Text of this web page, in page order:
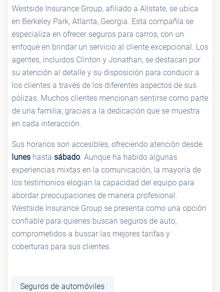
Westside Insurance Group, afiliado a Allstate, se ubica
en Berkeley Park, Atlanta, Georgia. Esta compañía se
especializa en ofrecer seguros para carros, con un
enfoque en brindar un servicio al cliente excepcional. Los
agentes, incluidos Clinton y Jonathan, se destacan por
su atención al detalle y su disposición para conducir a
los clientes a través de los diferentes aspectos de sus
pólizas. Muchos clientes mencionan sentirse como parte
de una familia, gracias a la dedicación que se muestra
en cada interacción.
Sus horarios son accesibles, ofreciendo atención desde
lunes hasta sábado. Aunque ha habido algunas
experiencias mixtas en la comunicación, la mayoría de
los testimonios elogian la capacidad del equipo para
abordar preocupaciones de manera profesional.
Westside Insurance Group se presenta como una opción
confiable para quienes buscan seguros de auto,
comprometidos a buscar las mejores tarifas y
coberturas para sus clientes.
Seguros de automóviles